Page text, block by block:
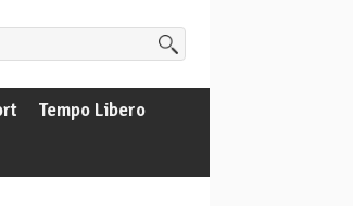
Tempo Libero